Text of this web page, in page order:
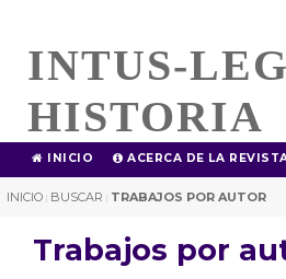
INTUS-
HISTORIA
INICIO ACERCA DE LA
INICIO | BUSCAR | TRABAJOS POR AUTOR
Trabajos por